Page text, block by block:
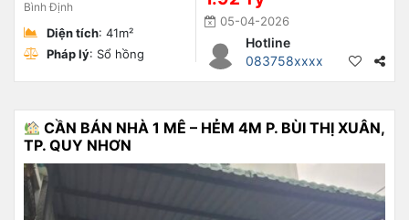
Bình Định
Diện tích: 41m²
Pháp lý: Sổ hồng
05-04-2026
Hotline
083758xxxx
CẦN BÁN NHÀ 1 MÊ – HẺM 4M P. BÙI THỊ XUÂN,
TP. QUY NHƠN